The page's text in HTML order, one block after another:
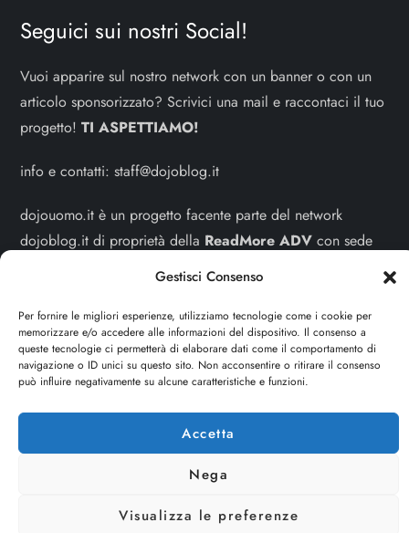
Gestisci Consenso
Per fornire le migliori esperienze, utilizziamo tecnologie come i cookie per
memorizzare e/o accedere alle informazioni del dispositivo. Il consenso a
queste tecnologie ci permetterà di elaborare dati come il comportamento di
navigazione o ID unici su questo sito. Non acconsentire o ritirare il consenso
può influire negativamente su alcune caratteristiche e funzioni.
Accetta
Nega
Visualizza le preferenze
Seguici sui nostri Social!
Vuoi apparire sul nostro network con un banner o con un
articolo sponsorizzato? Scrivici una mail e raccontaci il tuo
progetto!TI ASPETTIAMO!
info e contatti:staff@dojoblog.it
dojouomo.it è un progetto facente parte del network
dojoblog.it di proprietà della ReadMore ADV con sede
legale in Via delle Sirene 34 - Roma - P.iva:
Sitemap-Privacy Policy -Cookie Policy
Cerca
Cerca